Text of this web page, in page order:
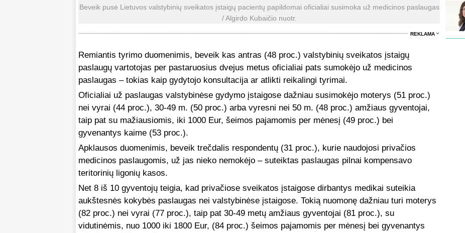
Beveik pusė Lietuvos valstybinių sveikatos įstaigų pacientų papildomai oficialiai susimoka už medicinos paslaugas
/ Algirdo Kubaičio nuotr.
REKLAMA
Remiantis tyrimo duomenimis, beveik kas antras (48 proc.) valstybinių sveikatos įstaigų
paslaugų vartotojas per pastaruosius dvejus metus oficialiai pats sumokėjo už medicinos
paslaugas – tokias kaip gydytojo konsultacija ar atlikti reikalingi tyrimai.
Oficialiai už paslaugas valstybinėse gydymo įstaigose dažniau susimokėjo moterys (51 proc.)
nei vyrai (44 proc.), 30-49 m. (50 proc.) arba vyresni nei 50 m. (48 proc.) amžiaus gyventojai,
taip pat su mažiausiomis, iki 1000 Eur, šeimos pajamomis per mėnesį (49 proc.) bei
gyvenantys kaime (53 proc.).
Apklausos duomenimis, beveik trečdalis respondentų (31 proc.), kurie naudojosi privačios
medicinos paslaugomis, už jas nieko nemokėjo – suteiktas paslaugas pilnai kompensavo
teritorinių ligonių kasos.
Net 8 iš 10 gyventojų teigia, kad privačiose sveikatos įstaigose dirbantys medikai suteikia
aukštesnės kokybės paslaugas nei valstybinėse įstaigose. Tokią nuomonę dažniau turi moterys
(82 proc.) nei vyrai (77 proc.), taip pat 30-49 metų amžiaus gyventojai (81 proc.), su
vidutinėmis, nuo 1000 iki 1800 Eur, (84 proc.) šeimos pajamomis per mėnesį bei gyvenantys